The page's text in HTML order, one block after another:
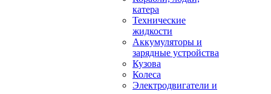
катера
Технические
жидкости
Аккумуляторы и
зарядные устройства
Кузова
Колеса
Электродвигатели и